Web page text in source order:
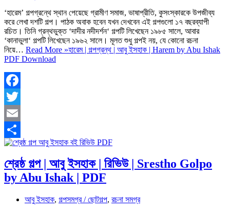
‘হারেম’ গল্পগ্রন্থে স্থান পেয়েছে গ্রামীণ সমাজ, ভাষাপ্রীতি, কুসংস্কারকে উপজীব্য
করে লেখা দশটি গল্প। পাঠক অবাক হবেন যখন দেখবেন এই গল্পগুলো ১৭ বছরব্যাপী
রচিত। তিনি গ্রন্থভুক্ত ‘দাদীর নদীদর্শন‘ গল্পটি লিখেছেন ১৯৮৫ সালে, আবার
‘কানাভুলা‘ গল্পটি লিখেছেন ১৯৬২ সালে। মূলত শুধু গল্পই নয়, যে কোনো রচনা
নিয়ে… Read More »হারেম | গল্পগ্রন্থ | আবু ইসহাক | Harem by Abu Ishak
PDF Download
Facebook
Twitter
Email
Share
শ্রেষ্ঠ গল্প | আবু ইসহাক | রিভিউ | Srestho Golpo
by Abu Ishak | PDF
আবু ইসহাক, গল্পসমগ্র / ছোটগল্প, রচনা সমগ্র